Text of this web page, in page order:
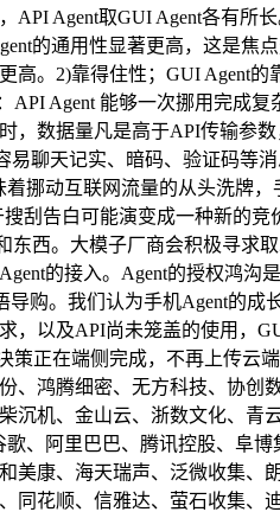
API Agent取GUI Agent各有
的通用性显著更高，这是
高。2)靠得住性；GUI Agent
Agent 能够一次挪用完成
，数据量凡是高于API传输参
易聊天记实、暗码、验证码等
挪动互联网流量的从头洗牌
刮告白可能演变成一种新的
东西。大模子厂商会积极寻求
的接入。Agent的授权鸿
购。我们认为手机Agent的
，以及API尚未笼盖的使用，
正在端侧完成，不再上传云
、鸿腾细密、无方科技、协创
沉机、金山云、浙数文化、
、阿里巴巴、腾讯控股、阜
美康、海天瑞声、泛微收集
同花顺、信雅达、萤石收集